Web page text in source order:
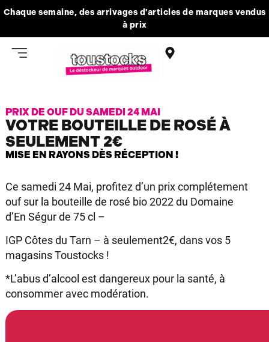
Chaque semaine, des arrivages d'articles de marques vendus
à prix
PRIX DE OUF DU SAMEDI 24 MAI
VOTRE BOUTEILLE DE ROSÉ À
SEULEMENT 2€
MISE EN RAYONS DÈS RÉCEPTION !
Ce samedi 24 Mai, profitez d’un prix complétement
ouf sur la bouteille de rosé bio 2022 du Domaine
d’En Ségur de 75 cl –
IGP Côtes du Tarn – à seulement2€, dans vos 5
magasins Toustocks !
*L’abus d’alcool est dangereux pour la santé, à
consommer avec modération.